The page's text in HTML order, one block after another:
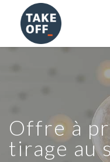
Offre à
tirage au